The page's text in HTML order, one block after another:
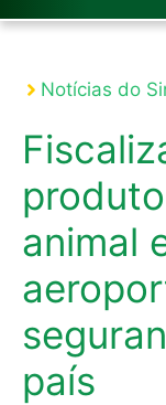
Notícias do
animal
país